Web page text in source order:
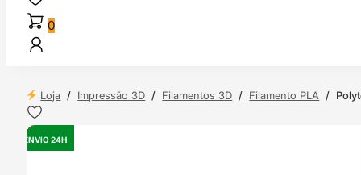
0
Loja / Impressão 3D / Filamentos 3D / Filamento PLA /
OUTLET
ENVIO 24H